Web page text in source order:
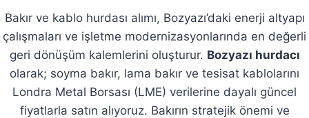
Bakır ve kablo hurdası alımı, Bozyazı’daki enerji altyapı
çalışmaları ve işletme modernizasyonlarında en değerli
geri dönüşüm kalemlerini oluşturur. Bozyazı hurdacı
olarak; soyma bakır, lama bakır ve tesisat kablolarını
Londra Metal Borsası (LME) verilerine dayalı güncel
fiyatlarla satın alıyoruz. Bakırın stratejik önemi ve